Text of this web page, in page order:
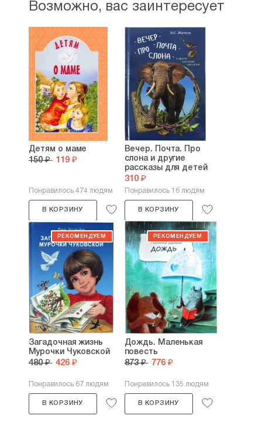
Возможно, вас заинтересует
Детям о маме
150 ₽ 119 ₽
Понравилось 474 людям
В КОРЗИНУ
Вечер. Почта. Про
слона и другие
рассказы для детей
310 ₽
Понравилось 16 людям
В КОРЗИНУ
Загадочная жизнь
Мурочки Чуковской
480 ₽ 426 ₽
Понравилось 67 людям
В КОРЗИНУ
Дождь. Маленькая
повесть
873 ₽ 776 ₽
Понравилось 135 людям
В КОРЗИНУ